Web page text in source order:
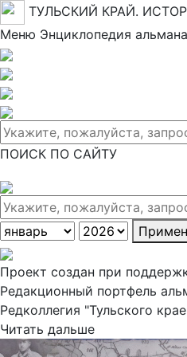
ТУЛЬСКИЙ КРАЙ.
Меню Энциклопедия
ПОИСК ПО САЙТУ
Проект создан при
Редакционный портфель
Редколлегия "Тульского
Читать дальше